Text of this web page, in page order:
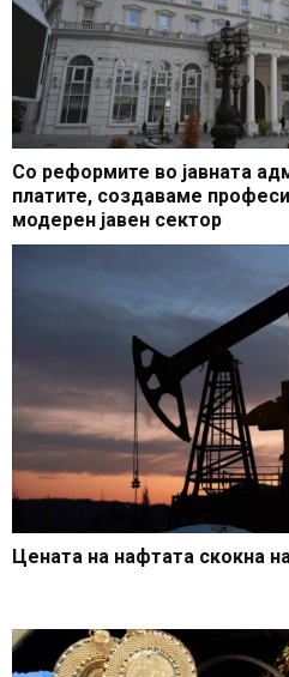
Со реформите во јавната
платите, создаваме
модерен јавен сектор
Цената на нафтата скокна